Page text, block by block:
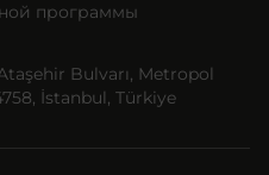
программы
Bulvarı, Metropol
İstanbul, Türkiye